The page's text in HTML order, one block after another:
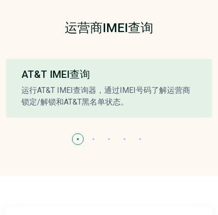
运营商IMEI查询
AT&T IMEI查询
运行AT&T IMEI查询器，通过IMEI号码了解运营商
锁定/解锁和AT&T黑名单状态。